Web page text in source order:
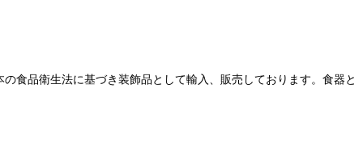
食品衛生法に基づき装飾品として輸入、販売しております。食器と